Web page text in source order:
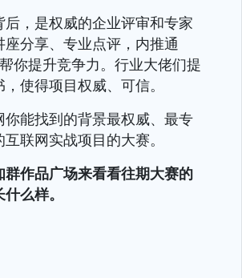
后，是权威的企业评审和专家
分享、专业点评，内推通
你提升竞争力。行业大佬们提
使得项目权威、可信。
你能找到的背景最权威、最专
联网实战项目的大赛。
群作品广场来看看往期大赛的
么样。